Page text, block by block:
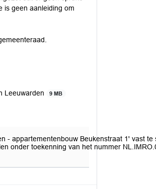
is geen aanleiding om
Leeuwarden 9 MB
- appartementenbouw Beukenstraat 1' vast te
onder toekenning van het nummer